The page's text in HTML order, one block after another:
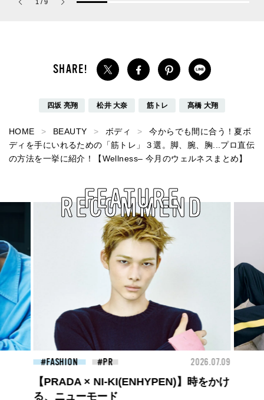
パルファム」
1 / 9
四坂 亮翔 松井 大奈 筋トレ 髙橋 大翔
HOME BEAUTY ボディ
今からでも間に合う！夏ボ
ディを手にいれるための「筋トレ」３選。脚、腕、胸...プロ直伝
の方法を一挙に紹介！【Wellness– 今月のウェルネスまとめ】
RECOMMEND
FEATURE
FASHION 2026.07.09
ロエベの新しい世界へようこそ。大胆な
コントラストとレイヤードの先に。装う